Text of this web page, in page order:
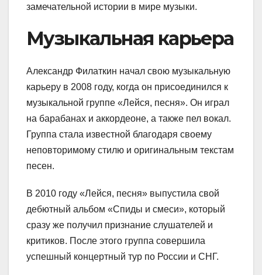
замечательной истории в мире музыки.
Музыкальная карьера
Александр Филаткин начал свою музыкальную
карьеру в 2008 году, когда он присоединился к
музыкальной группе «Лейся, песня». Он играл
на барабанах и аккордеоне, а также пел вокал.
Группа стала известной благодаря своему
неповторимому стилю и оригинальным текстам
песен.
В 2010 году «Лейся, песня» выпустила свой
дебютный альбом «Спиды и смеси», который
сразу же получил признание слушателей и
критиков. После этого группа совершила
успешный концертный тур по России и СНГ.